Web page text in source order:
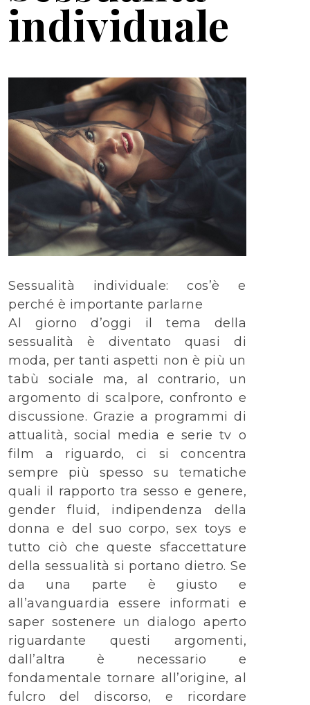
individuale
Sessualità individuale: cos’è e
perché è importante parlarne
Al giorno d’oggi il tema della
sessualità è diventato quasi di
moda, per tanti aspetti non è più un
tabù sociale ma, al contrario, un
argomento di scalpore, confronto e
discussione. Grazie a programmi di
attualità, social media e serie tv o
film a riguardo, ci si concentra
sempre più spesso su tematiche
quali il rapporto tra sesso e genere,
gender fluid, indipendenza della
donna e del suo corpo, sex toys e
tutto ciò che queste sfaccettature
della sessualità si portano dietro. Se
da una parte è giusto e
all’avanguardia essere informati e
saper sostenere un dialogo aperto
riguardante questi argomenti,
dall’altra è necessario e
fondamentale tornare all’origine, al
fulcro del discorso, e ricordare